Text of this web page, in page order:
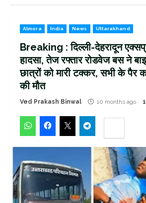
Almora India News Uttarakhand
Breaking : दिल्ली-देहरादून
हादसा, तेज रफ्तार रोडवेज बस ने
छात्रों को मारी टक्कर, सभी के पैर
की मौत
Ved Prakash Binwal 10 months ago